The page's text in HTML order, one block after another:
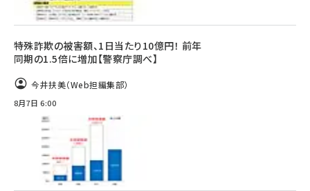
特殊詐欺の被害額、1日当たり10億円！ 前年
同期の1.5倍に増加【警察庁調べ】
今井扶美（Web担編集部）
8月7日 6:00